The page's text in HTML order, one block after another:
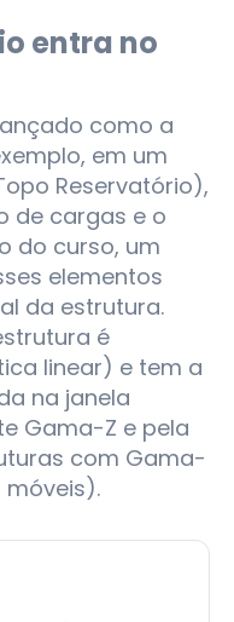
entra no
como a
em um
Reservatório),
de cargas e o
do curso, um
elementos
da estrutura.
é
linear) e tem a
na janela
Gama-Z e pela
com Gama-
móveis).